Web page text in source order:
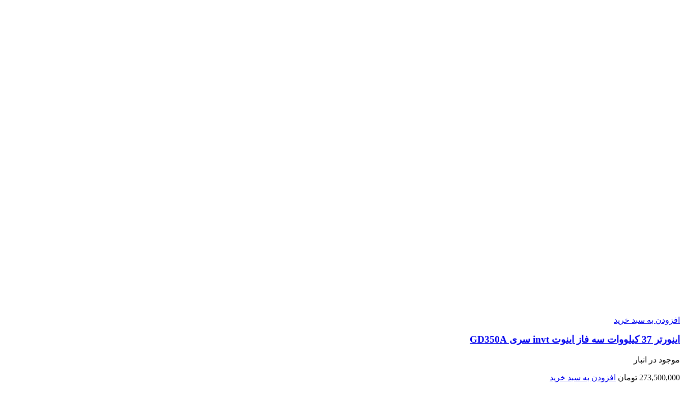
افزودن به سبد خرید
اينورتر 37 کیلووات سه فاز اینوت invt سری GD350A
موجود در انبار
273,500,000 تومان افزودن به سبد خرید